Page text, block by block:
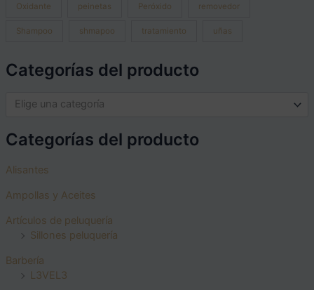
Oxidante peinetas Peróxido removedor
Shampoo shmapoo tratamiento uñas
Categorías del producto
Elige una categoría
Categorías del producto
Alisantes
Ampollas y Aceites
Artículos de peluquería
Sillones peluquería
Barbería
L3VEL3